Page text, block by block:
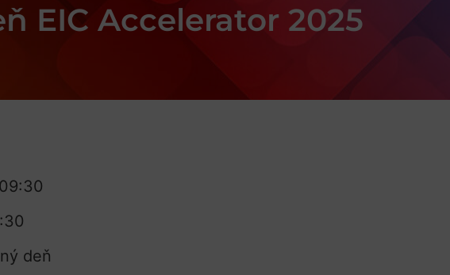
EIC Accelerator 2025
deň